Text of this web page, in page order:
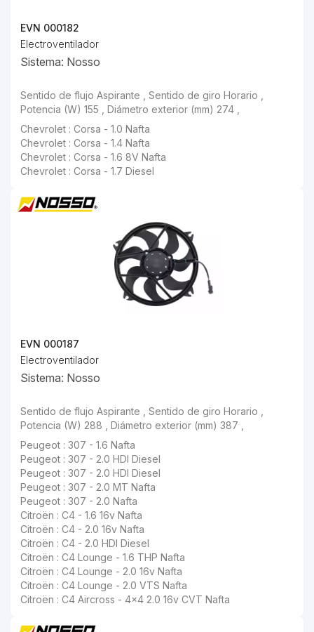
EVN 000182
Electroventilador
Sistema: Nosso
Chevrolet : Corsa - 1.4 Nafta
Chevrolet : Corsa - 1.6 8V Nafta
Chevrolet : Corsa - 1.7 Diesel
EVN 000187
Electroventilador
Sistema: Nosso
Peugeot : 307 - 2.0 HDI Diesel
Peugeot : 307 - 2.0 HDI Diesel
Peugeot : 307 - 2.0 MT Nafta
Peugeot : 307 - 2.0 Nafta
Citroën : C4 - 1.6 16v Nafta
Citroën : C4 - 2.0 16v Nafta
Citroën : C4 - 2.0 HDI Diesel
Citroën : C4 Lounge - 1.6 THP Nafta
Citroën : C4 Lounge - 2.0 16v Nafta
Citroën : C4 Lounge - 2.0 VTS Nafta
Citroën : C4 Aircross - 4x4 2.0 16v CVT Nafta